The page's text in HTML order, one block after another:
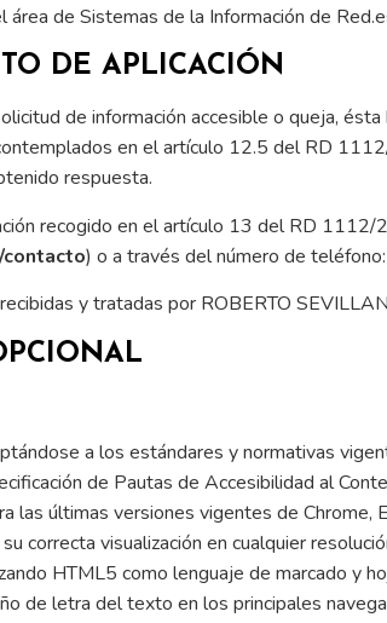
de Sistemas de la Información de
DE APLICACIÓN
de información accesible o queja,
en el artículo 12.5 del RD
respuesta.
recogido en el artículo 13 del RD
) o a través del número de
y tratadas por ROBERTO
a los estándares y normativas
de Pautas de Accesibilidad al
las últimas versiones vigentes de Chrome,
correcta visualización en cualquier
HTML5 como lenguaje de marcado y
de letra del texto en los principales